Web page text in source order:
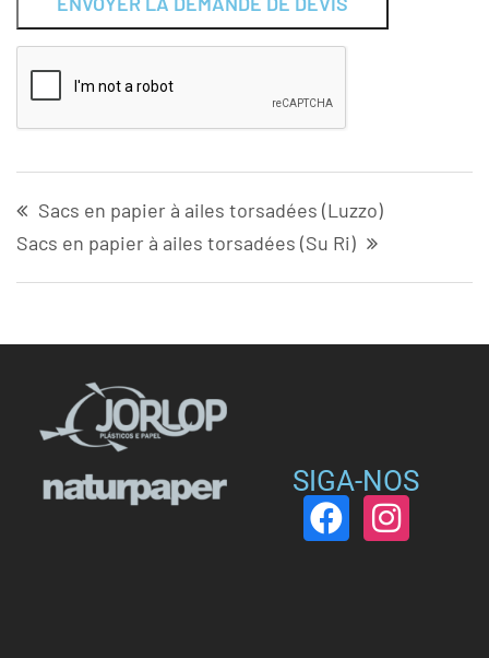
Sacs en papier à ailes torsadées (Luzzo)
Sacs en papier à ailes torsadées (Su Ri)
SIGA-NOS